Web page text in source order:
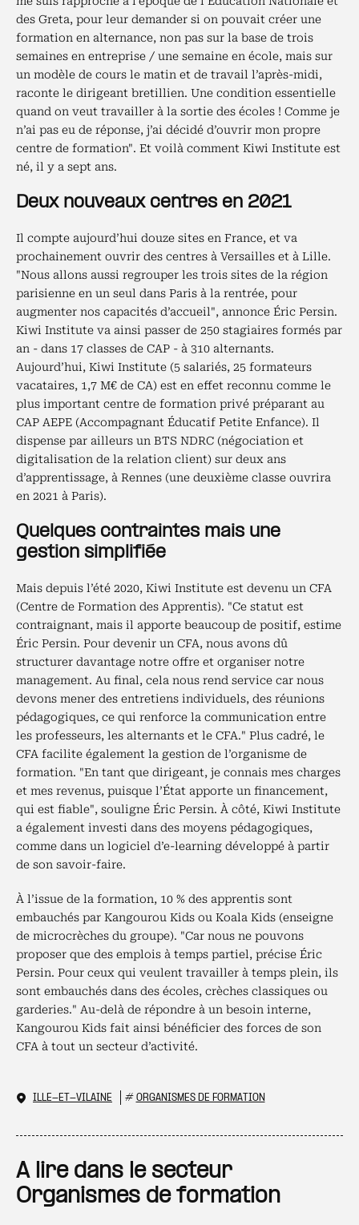
des Greta, pour leur demander si on pouvait créer une
formation en alternance, non pas sur la base de trois
semaines en entreprise / une semaine en école, mais sur
un modèle de cours le matin et de travail l’après-midi,
raconte le dirigeant bretillien. Une condition essentielle
quand on veut travailler à la sortie des écoles ! Comme je
n’ai pas eu de réponse, j’ai décidé d’ouvrir mon propre
centre de formation". Et voilà comment Kiwi Institute est
né, il y a sept ans.
Deux nouveaux centres en 2021
Il compte aujourd’hui douze sites en France, et va
prochainement ouvrir des centres à Versailles et à Lille.
"Nous allons aussi regrouper les trois sites de la région
parisienne en un seul dans Paris à la rentrée, pour
augmenter nos capacités d’accueil", annonce Éric Persin.
Kiwi Institute va ainsi passer de 250 stagiaires formés par
an - dans 17 classes de CAP - à 310 alternants.
Aujourd’hui, Kiwi Institute (5 salariés, 25 formateurs
vacataires, 1,7 M€ de CA) est en effet reconnu comme le
plus important centre de formation privé préparant au
CAP AEPE (Accompagnant Éducatif Petite Enfance). Il
dispense par ailleurs un BTS NDRC (négociation et
digitalisation de la relation client) sur deux ans
d’apprentissage, à Rennes (une deuxième classe ouvrira
en 2021 à Paris).
Quelques contraintes mais une
gestion simplifiée
Mais depuis l’été 2020, Kiwi Institute est devenu un CFA
(Centre de Formation des Apprentis). "Ce statut est
contraignant, mais il apporte beaucoup de positif, estime
Éric Persin. Pour devenir un CFA, nous avons dû
structurer davantage notre offre et organiser notre
management. Au final, cela nous rend service car nous
devons mener des entretiens individuels, des réunions
pédagogiques, ce qui renforce la communication entre
les professeurs, les alternants et le CFA." Plus cadré, le
CFA facilite également la gestion de l’organisme de
formation. "En tant que dirigeant, je connais mes charges
et mes revenus, puisque l’État apporte un financement,
qui est fiable", souligne Éric Persin. À côté, Kiwi Institute
a également investi dans des moyens pédagogiques,
comme dans un logiciel d’e-learning développé à partir
de son savoir-faire.
À l’issue de la formation, 10 % des apprentis sont
embauchés par Kangourou Kids ou Koala Kids (enseigne
de microcrèches du groupe). "Car nous ne pouvons
proposer que des emplois à temps partiel, précise Éric
Persin. Pour ceux qui veulent travailler à temps plein, ils
sont embauchés dans des écoles, crèches classiques ou
garderies." Au-delà de répondre à un besoin interne,
Kangourou Kids fait ainsi bénéficier des forces de son
CFA à tout un secteur d’activité.
ILLE-ET-VILAINE # ORGANISMES DE FORMATION
A lire dans le secteur
Organismes de formation